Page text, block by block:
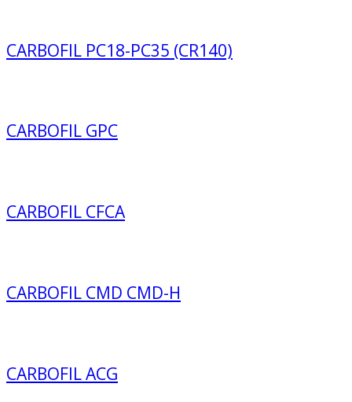
CARBOFIL PC18-PC35 (CR140)
CARBOFIL GPC
CARBOFIL CFCA
CARBOFIL CMD CMD-H
CARBOFIL ACG